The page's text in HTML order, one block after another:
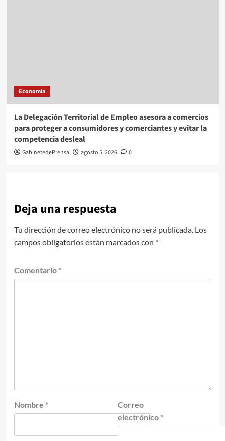
Economía
La Delegación Territorial de Empleo asesora a comercios
para proteger a consumidores y comerciantes y evitar la
competencia desleal
GabinetedePrensa agosto 5, 2026 0
Deja una respuesta
Tu dirección de correo electrónico no será publicada. Los
campos obligatorios están marcados con *
Comentario *
Nombre *
Correo
electrónico *